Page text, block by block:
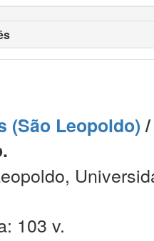
(São Leopoldo)
103 v.